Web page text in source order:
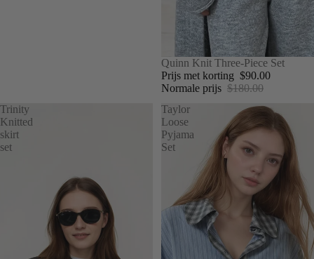
UITVERKOOP
Quinn Knit Three-Piece Set
Prijs met korting $90.00
Normale prijs $180.00
Trinity
Knitted
skirt
set
Taylor
Loose
Pyjama
Set